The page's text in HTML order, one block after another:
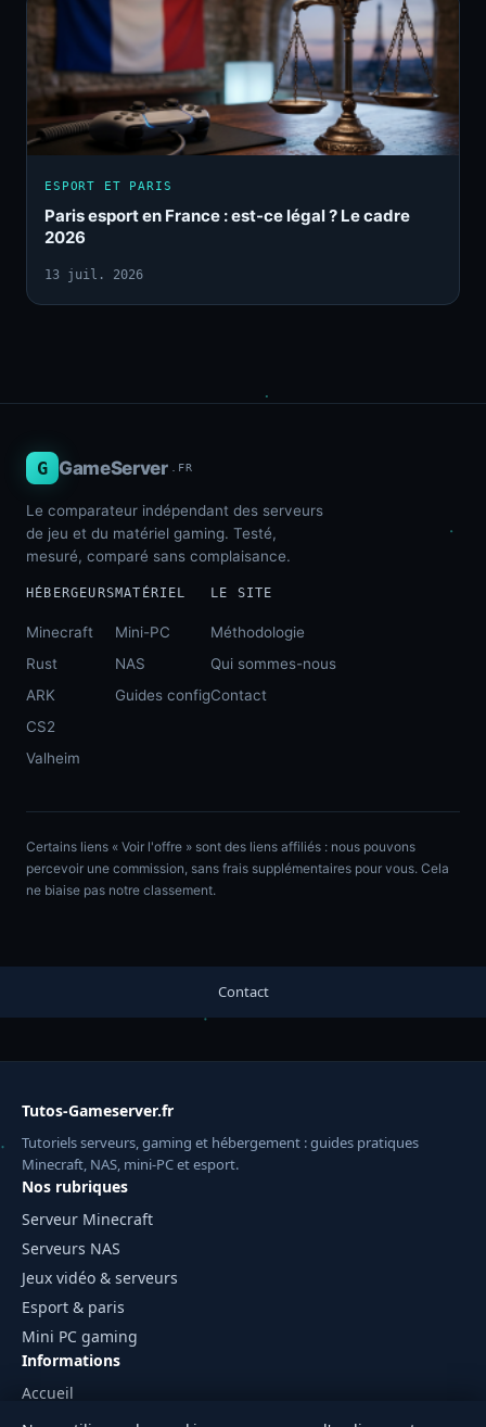
ESPORT ET PARIS
Paris esport en France : est-ce légal ? Le cadre
2026
13 juil. 2026
G GameServer .FR
Le comparateur indépendant des serveurs
de jeu et du matériel gaming. Testé,
mesuré, comparé sans complaisance.
HÉBERGEURS
Minecraft
Rust
ARK
CS2
Valheim
MATÉRIEL
Mini-PC
NAS
Guides config
LE SITE
Méthodologie
Qui sommes-nous
Contact
Certains liens « Voir l'offre » sont des liens affiliés : nous pouvons
percevoir une commission, sans frais supplémentaires pour vous. Cela
ne biaise pas notre classement.
Contact
Tutos-Gameserver.fr
Tutoriels serveurs, gaming et hébergement : guides pratiques
Minecraft, NAS, mini-PC et esport.
Nos rubriques
Serveur Minecraft
Serveurs NAS
Jeux vidéo & serveurs
Esport & paris
Mini PC gaming
Informations
Accueil
Mentions légales